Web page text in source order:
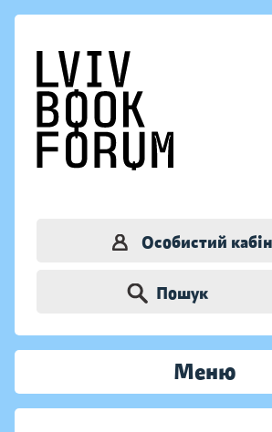
Особистий
Пошук
Меню